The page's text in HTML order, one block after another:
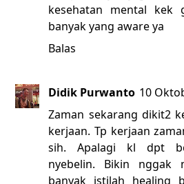
kesehatan mental kek
banyak yang aware ya
Balas
Didik Purwanto 10
Zaman sekarang dikit2
kerjaan. Tp kerjaan
sih. Apalagi kl dpt
nyebelin. Bikin nggak
banyak istilah healing